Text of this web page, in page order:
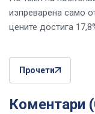
изпреварена само
цените достига
Прочети
Коментари